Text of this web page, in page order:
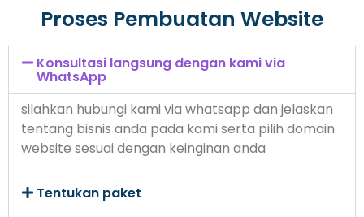
Proses Pembuatan Website
Konsultasi langsung dengan kami via
WhatsApp
silahkan hubungi kami via whatsapp dan jelaskan
tentang bisnis anda pada kami serta pilih domain
website sesuai dengan keinginan anda
Tentukan paket